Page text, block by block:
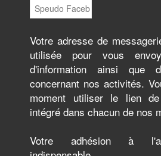
Votre adresse de
utilisée pour vous
d'information ainsi que
concernant nos activités.
moment utiliser le lien de
intégré dans chacun de nos
Votre adhésion à